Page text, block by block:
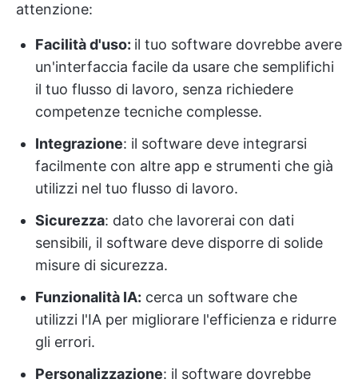
attenzione:
Facilità d'uso: il tuo software dovrebbe avere
un'interfaccia facile da usare che semplifichi
il tuo flusso di lavoro, senza richiedere
competenze tecniche complesse.
Integrazione: il software deve integrarsi
facilmente con altre app e strumenti che già
utilizzi nel tuo flusso di lavoro.
Sicurezza: dato che lavorerai con dati
sensibili, il software deve disporre di solide
misure di sicurezza.
Funzionalità IA: cerca un software che
utilizzi l'IA per migliorare l'efficienza e ridurre
gli errori.
Personalizzazione: il software dovrebbe